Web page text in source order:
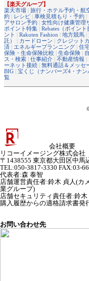
【楽天グループ】
楽天市場 | 旅行・ホテル予約・航
約 | レシピ | 車検見積もり・予約 |
アサロン予約 | 女性向け健康管理
ポイント特集 | Rebates（ポイント
ント | Rakuten Fashion | 地方競馬 |
託）
| カードローン | クレジット
済 | エネルギープランニング | 住
保険・生命保険比較 | 生命保険 |
ス・検索 | 仕事紹介 | 不動産情報 |
ーネット接続 | 無料通話＆メッセ
BIG | 宝くじ（ナンバーズ4・ナン
覧
会社概要
リコーイメージング株式会社
〒1438555 東京都大田区中馬
TEL:050-3817-3330 FAX:03-
代表者:森 泰智
店舗運営責任者:鈴木 貞人(カ
業グループ)
店舗セキュリティ責任者:鈴木
購入履歴からの適格請求書発
お問い合わせ先